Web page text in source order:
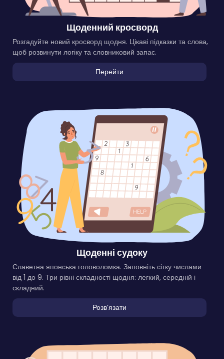
Щоденний кросворд
Розгадуйте новий кросворд щодня. Цікаві підказки та слова,
щоб розвинути логіку та словниковий запас.
Перейти
Щоденні судоку
Славетна японська головоломка. Заповніть сітку числами
від 1 до 9. Три рівні складності щодня: легкий, середній і
складний.
Розвʼязати